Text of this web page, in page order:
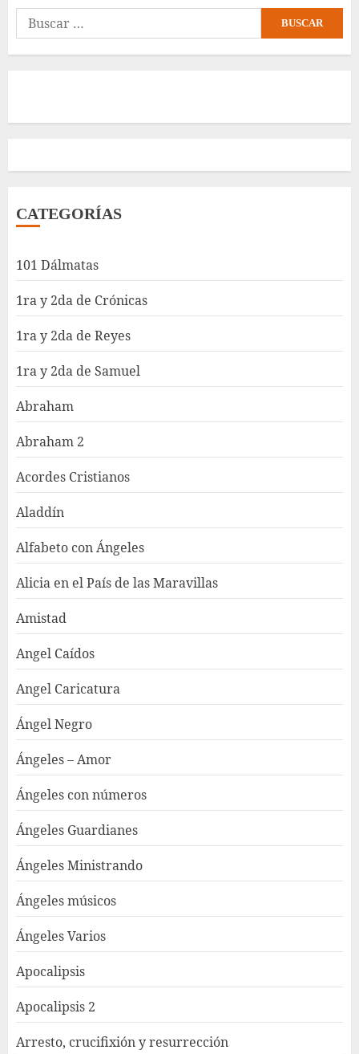
Buscar:
CATEGORÍAS
101 Dálmatas
1ra y 2da de Crónicas
1ra y 2da de Reyes
1ra y 2da de Samuel
Abraham
Abraham 2
Acordes Cristianos
Aladdín
Alfabeto con Ángeles
Alicia en el País de las Maravillas
Amistad
Angel Caídos
Angel Caricatura
Ángel Negro
Ángeles – Amor
Ángeles con números
Ángeles Guardianes
Ángeles Ministrando
Ángeles músicos
Ángeles Varios
Apocalipsis
Apocalipsis 2
Arresto, crucifixión y resurrección